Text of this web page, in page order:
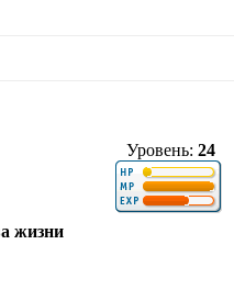
Уровень: 24
жизни